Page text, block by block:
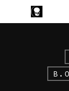
Hit enter